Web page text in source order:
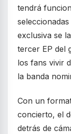
tendrá
exclusiva se
tercer EP del
los fans vivir
la banda
Con un
concierto, el
detrás de